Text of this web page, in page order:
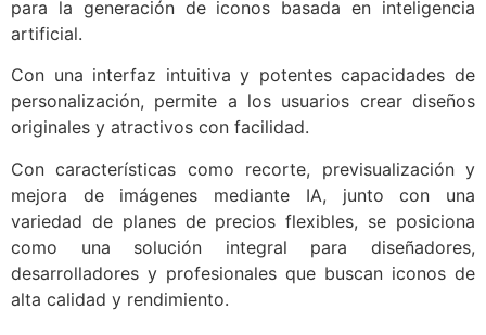
para la generación de iconos basada en inteligencia
artificial.
Con una interfaz intuitiva y potentes capacidades de
personalización, permite a los usuarios crear diseños
originales y atractivos con facilidad.
Con características como recorte, previsualización y
mejora de imágenes mediante IA, junto con una
variedad de planes de precios flexibles, se posiciona
como una solución integral para diseñadores,
desarrolladores y profesionales que buscan iconos de
alta calidad y rendimiento.